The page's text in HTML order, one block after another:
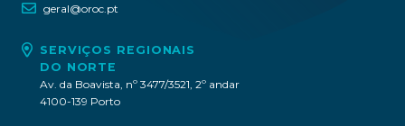
geral@oroc.pt
SERVIÇOS REGIONAIS
DO NORTE
Av. da Boavista, nº 3477/3521, 2º andar
4100-139 Porto